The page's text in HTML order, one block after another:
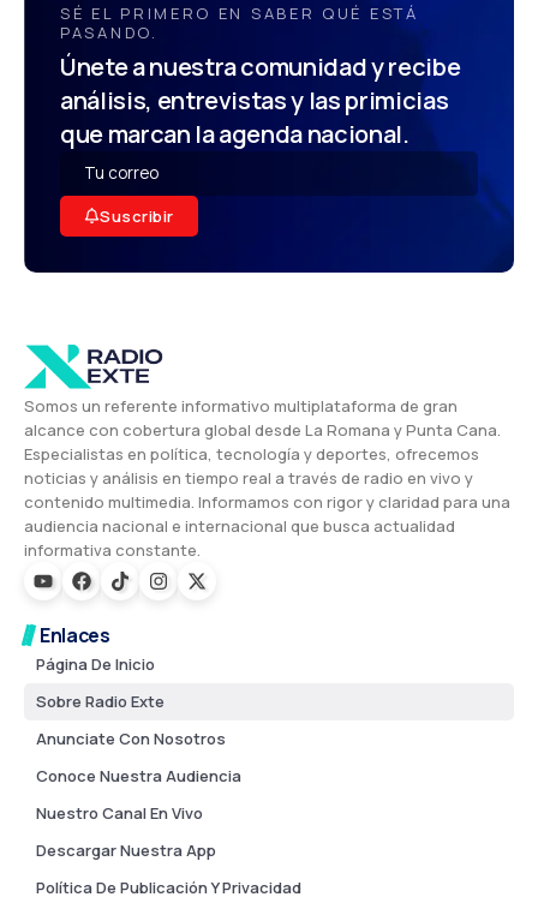
SÉ EL PRIMERO EN SABER QUÉ ESTÁ
PASANDO.
Únete a nuestra comunidad y recibe
análisis, entrevistas y las primicias
que marcan la agenda nacional.
Suscribir
Somos un referente informativo multiplataforma de gran
alcance con cobertura global desde La Romana y Punta Cana.
Especialistas en política, tecnología y deportes, ofrecemos
noticias y análisis en tiempo real a través de radio en vivo y
contenido multimedia. Informamos con rigor y claridad para una
audiencia nacional e internacional que busca actualidad
informativa constante.
Enlaces
Página De Inicio
Sobre Radio Exte
Anunciate Con Nosotros
Conoce Nuestra Audiencia
Nuestro Canal En Vivo
Descargar Nuestra App
Política De Publicación Y Privacidad